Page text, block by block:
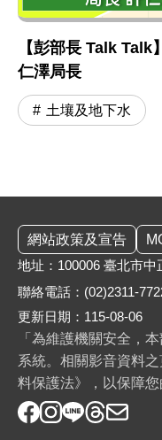
【彭部長 Talk
仁澤局長
土壤及地下水
網站政策及宣告
地址：100006 臺北市中
聯絡電話： (02)2311-
更新日期：115-08-06
「為維護機關安全，
系統。相關影音資料
料保護法》，以保障您